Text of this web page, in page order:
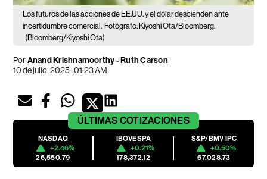
Los futuros de las acciones de EE.UU. y el dólar descienden ante
incertidumbre comercial. Fotógrafo: Kiyoshi Ota/Bloomberg.
(Bloomberg/Kiyoshi Ota)
PorAnand Krishnamoorthy - Ruth Carson
10 de julio, 2025 | 01:23 AM
ÚLTIMAS COTIZACIONES
NASDAQ
+2.46%
26,550.79
IBOVESPA
+0.21%
178,372.12
S&P/BMV IPC
+0.50%
67,028.73